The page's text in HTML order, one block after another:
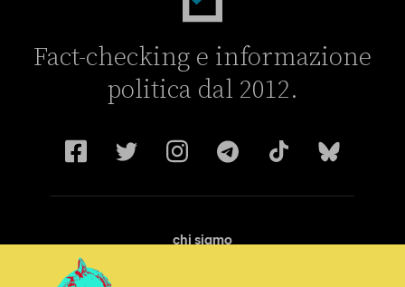
Fact-checking e informazione
politica dal 2012.
chi siamo